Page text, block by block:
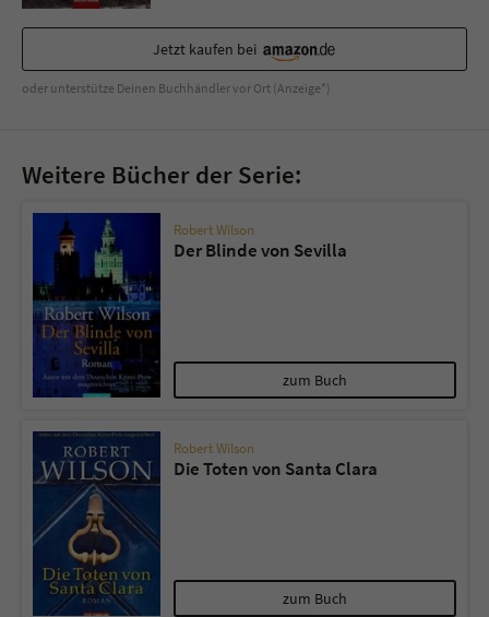
Jetzt kaufen bei
oder unterstütze Deinen Buchhändler vor Ort (Anzeige*)
Weitere Bücher der Serie:
Robert Wilson
Der Blinde von Sevilla
zum Buch
Robert Wilson
Die Toten von Santa Clara
zum Buch